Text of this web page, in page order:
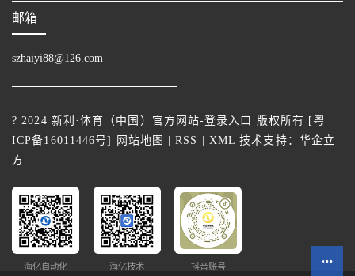
邮箱
szhaiyi88@126.com
? 2024 新利·体育（中国）官方网站-登录入口 版权所有 [粤
ICP备16011446号] 网站地图 |RSS XML 技术支持： 华企立
方
海亿自动化 海亿技术 抖音账号